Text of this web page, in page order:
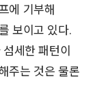
에 기부해
보이고 있다.
세한 패턴이
주는 것은 물론